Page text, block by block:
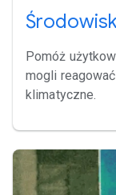
Pomóż
mogli
klimatyczne.